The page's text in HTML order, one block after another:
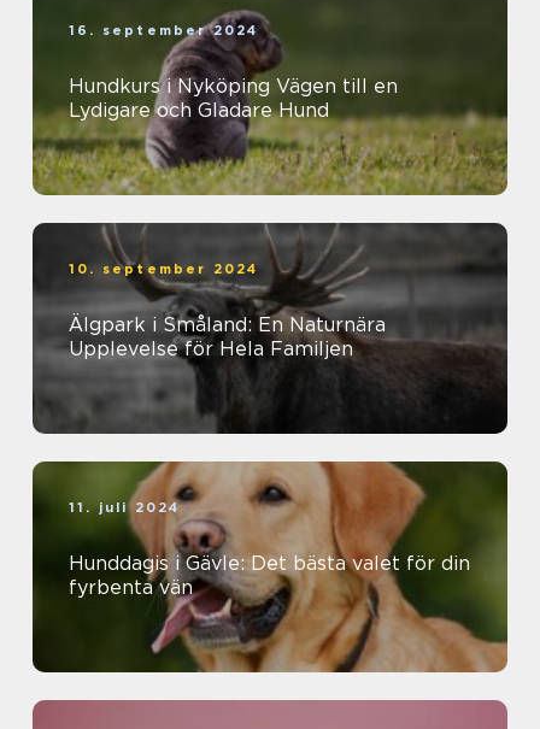
16. september 2024
Hundkurs i Nyköping Vägen till en
Lydigare och Gladare Hund
10. september 2024
Älgpark i Småland: En Naturnära
Upplevelse för Hela Familjen
11. juli 2024
Hunddagis i Gävle: Det bästa valet för din
fyrbenta vän